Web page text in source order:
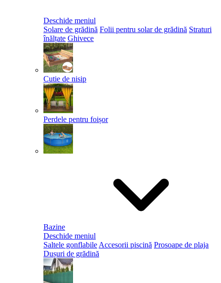
Deschide meniul
Solare de grădină Folii pentru solar de grădină Straturi
înălțate Ghivece
Cutie de nisip
Perdele pentru foișor
Bazine
Deschide meniul
Saltele gonflabile Accesorii piscină Prosoape de plaja
Dușuri de grădină